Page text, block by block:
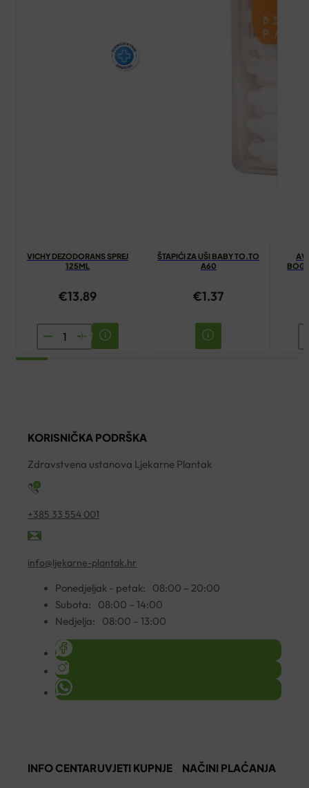
VICHY DEZODORANS SPREJ
125ML
€13.89
VICHY
DEZODORANS
ŠTAPIĆI ZA UŠI BABY TO.TO
A60
€1.37
KORISNIČKA PODRŠKA
Zdravstvena ustanova Ljekarne Plantak
+385 33 554 001
info@ljekarne-plantak.hr
Ponedjeljak - petak:
08:00 – 20:00
Subota:
08:00 – 14:00
Nedjelja:
08:00 – 13:00
INFO CENTARUVJETI KUPNJE NAČINI PLAĆANJA